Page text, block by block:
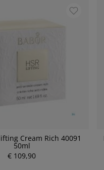
Cream Rich 40091
50ml
€ 109,90
r